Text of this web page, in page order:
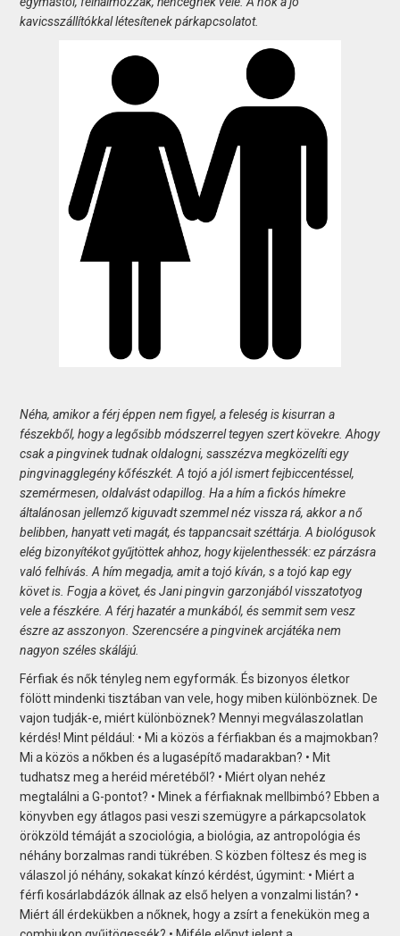
kavicsszállítókkal létesítenek párkapcsolatot.
Néha, amikor a férj éppen nem figyel, a feleség is kisurran a
fészekből, hogy a legősibb módszerrel tegyen szert kövekre. Ahogy
csak a pingvinek tudnak oldalogni, sasszézva megközelíti egy
pingvinagglegény kőfészkét. A tojó a jól ismert fejbiccentéssel,
szemérmesen, oldalvást odapillog. Ha a hím a fickós hímekre
általánosan jellemző kiguvadt szemmel néz vissza rá, akkor a nő
belibben, hanyatt veti magát, és tappancsait széttárja. A biológusok
elég bizonyítékot gyűjtöttek ahhoz, hogy kijelenthessék: ez párzásra
való felhívás. A hím megadja, amit a tojó kíván, s a tojó kap egy
követ is. Fogja a követ, és Jani pingvin garzonjából visszatotyog
vele a fészkére. A férj hazatér a munkából, és semmit sem vesz
észre az asszonyon. Szerencsére a pingvinek arcjátéka nem
nagyon széles skálájú.
Férfiak és nők tényleg nem egyformák. És bizonyos életkor
fölött mindenki tisztában van vele, hogy miben különböznek. De
vajon tudják-e, miért különböznek? Mennyi megválaszolatlan
kérdés! Mint például: • Mi a közös a férfiakban és a majmokban?
Mi a közös a nőkben és a lugasépítő madarakban? • Mit
tudhatsz meg a heréid méretéből? • Miért olyan nehéz
megtalálni a G-pontot? • Minek a férfiaknak mellbimbó? Ebben a
könyvben egy átlagos pasi veszi szemügyre a párkapcsolatok
örökzöld témáját a szociológia, a biológia, az antropológia és
néhány borzalmas randi tükrében. S közben föltesz és meg is
válaszol jó néhány, sokakat kínzó kérdést, úgymint: • Miért a
férfi kosárlabdázók állnak az első helyen a vonzalmi listán? •
Miért áll érdekükben a nőknek, hogy a zsírt a fenekükön meg a